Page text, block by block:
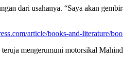
dari usahanya. “Saya akan
article/books-and-literature/
mengerumuni motorsikal